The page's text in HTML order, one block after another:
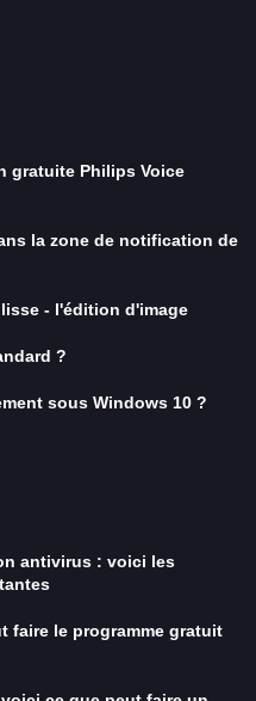
gratuite Philips Voice
la zone de notification de
- l'édition d'image
?
sous Windows 10 ?
antivirus : voici les
faire le programme gratuit